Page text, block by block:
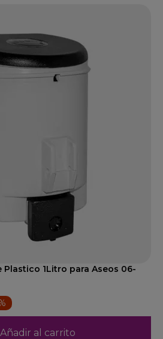
1Litro para Aseos 06-
Añadir al carrito